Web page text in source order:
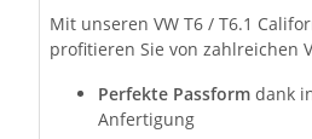
Mit unseren VW T6 / T6.1
profitieren Sie von zahlreichen
Perfekte Passform dank
Anfertigung